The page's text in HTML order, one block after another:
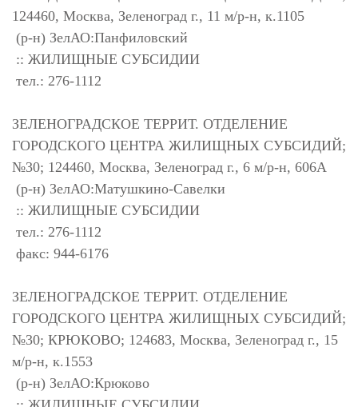
124460, Москва, Зеленоград г., 11 м/р-н, к.1105
(р-н) ЗелАО:Панфиловский
:: ЖИЛИЩНЫЕ СУБСИДИИ
тел.: 276-1112
ЗЕЛЕНОГРАДСКОЕ ТЕРРИТ. ОТДЕЛЕНИЕ
ГОРОДСКОГО ЦЕНТРА ЖИЛИЩНЫХ СУБСИДИЙ;
№30; 124460, Москва, Зеленоград г., 6 м/р-н, 606А
(р-н) ЗелАО:Матушкино-Савелки
:: ЖИЛИЩНЫЕ СУБСИДИИ
тел.: 276-1112
факс: 944-6176
ЗЕЛЕНОГРАДСКОЕ ТЕРРИТ. ОТДЕЛЕНИЕ
ГОРОДСКОГО ЦЕНТРА ЖИЛИЩНЫХ СУБСИДИЙ;
№30; КРЮКОВО; 124683, Москва, Зеленоград г., 15
м/р-н, к.1553
(р-н) ЗелАО:Крюково